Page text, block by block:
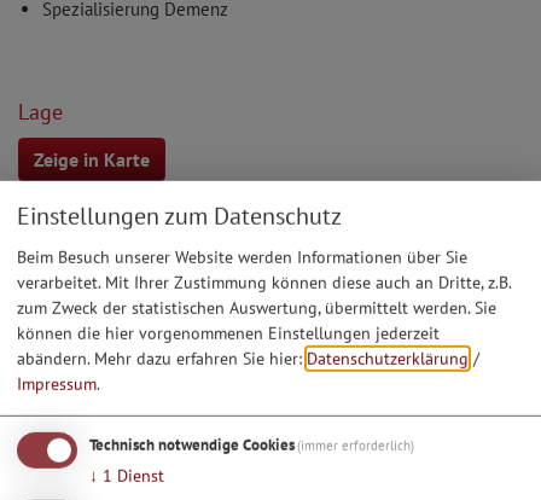
Spezialisierung Demenz
Lage
Zeige in Karte
Ausführliche Informationen finden Sie hier:
Homepage der RENAFAN Omnicare gGmbH Seniorendienste
RENAFAN Omnicare unter neuer Flagge
Veranstaltungen
28.08.26
Einstellungen zum Datenschutz
Beim Besuch unserer Website werden Informationen über Sie
verarbeitet. Mit Ihrer Zustimmung können diese auch an Dritte, z.B.
zum Zweck der statistischen Auswertung, übermittelt werden. Sie
können die hier vorgenommenen Einstellungen jederzeit
abändern. Mehr dazu erfahren Sie hier: Datenschutzerklärung /
Impressum.
Technisch notwendige Cookies(immer erforderlich)
↓ 1 Dienst